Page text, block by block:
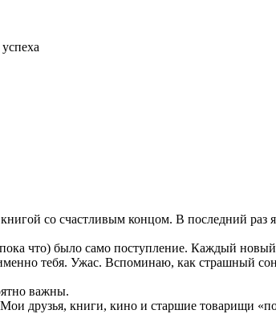
со счастливым концом. В последний раз
что) было само поступление. Каждый
тебя. Ужас. Вспоминаю, как страшный
важны.
друзья, книги, кино и старшие товарищи